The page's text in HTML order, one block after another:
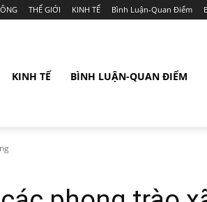
THẾ GIỚI KINH TẾ Bình Luận-Quan Điểm
KINH TẾ BÌNH LUẬN-QUAN ĐIỂM